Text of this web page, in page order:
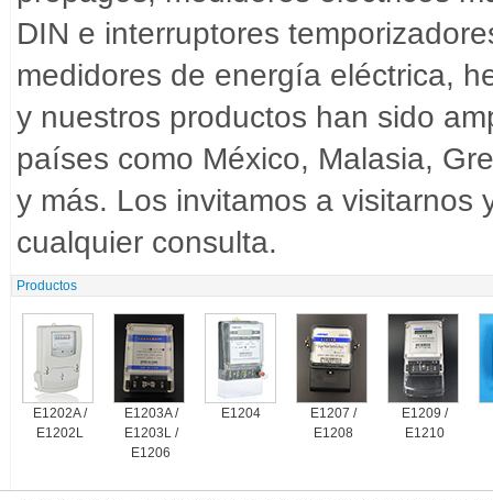
DIN e interruptores
medidores de energía eléctrica,
y nuestros productos han sido
países como México, Malasia,
y más. Los invitamos a visitarnos
cualquier consulta.
Productos
E1202A /
E1202L
E1203A /
E1203L /
E1206
E1204
E1207 /
E1208
E1209 /
E1210